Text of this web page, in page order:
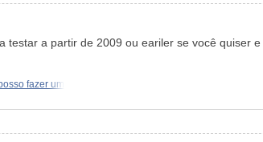
a partir de 2009 ou eariler se você quiser
fazer um